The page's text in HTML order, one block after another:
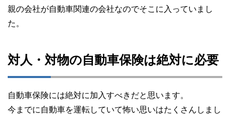
親の会社が自動車関連の会社なのでそこに入っていまし
た。
対人・対物の自動車保険は絶対に必要
自動車保険には絶対に加入すべきだと思います。
今までに自動車を運転していて怖い思いはたくさんしまし